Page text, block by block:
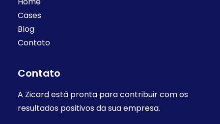
Cases
Blog
Contato
Contato
A Zicard está pronta para contribuir com os
resultados positivos da sua empresa.